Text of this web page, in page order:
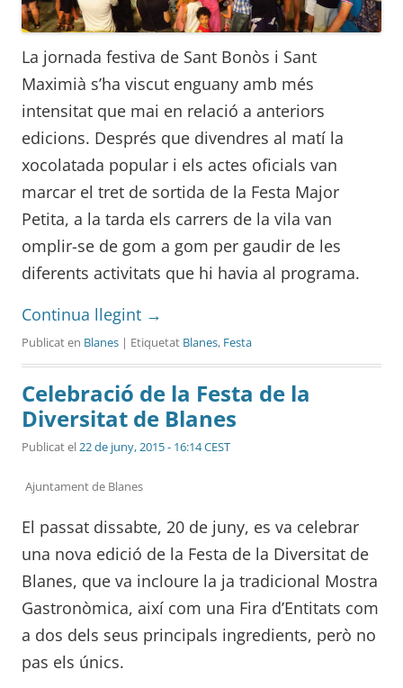
La jornada festiva de Sant Bonòs i Sant
Maximià s’ha viscut enguany amb més
intensitat que mai en relació a anteriors
edicions. Després que divendres al matí la
xocolatada popular i els actes oficials van
marcar el tret de sortida de la Festa Major
Petita, a la tarda els carrers de la vila van
omplir-se de gom a gom per gaudir de les
diferents activitats que hi havia al programa.
Continua llegint →
Publicat en Blanes | Etiquetat Blanes, Festa
Celebració de la Festa de la
Diversitat de Blanes
Publicat el 22 de juny, 2015 - 16:14 CEST
Ajuntament de Blanes
El passat dissabte, 20 de juny, es va celebrar
una nova edició de la Festa de la Diversitat de
Blanes, que va incloure la ja tradicional Mostra
Gastronòmica, així com una Fira d’Entitats com
a dos dels seus principals ingredients, però no
pas els únics.